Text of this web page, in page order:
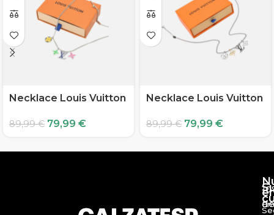
Necklace Louis Vuitton
89,99€ 79,99 €
Necklace Louis Vuitton
89,99€ 79,99 €
de